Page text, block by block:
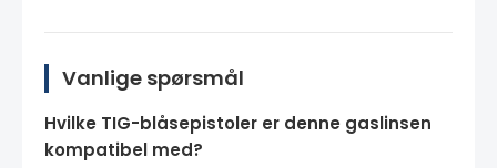
Vanlige spørsmål
Hvilke TIG-blåsepistoler er denne gaslinsen
kompatibel med?